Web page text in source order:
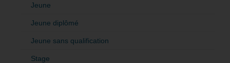
Jeune
Jeune diplômé
Jeune sans qualification
Stage